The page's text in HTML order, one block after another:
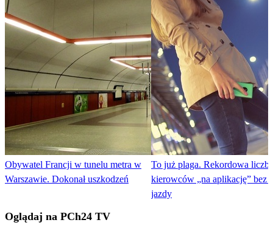
Obywatel Francji w tunelu metra w
Warszawie. Dokonał uszkodzeń
To już plaga. Rekordowa liczba
kierowców „na aplikację” bez
jazdy
Oglądaj na PCh24 TV